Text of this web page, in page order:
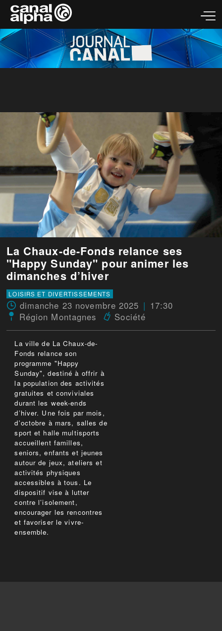
La Chaux-de-Fonds relance ses
"Happy Sunday" pour animer les
dimanches d’hiver
LOISIRS ET DIVERTISSEMENTS
dimanche 23 novembre 2025
17:30
Région Montagnes
Société
La ville de La Chaux-de-
Fonds relance son
programme "Happy
Sunday", destiné à offrir à
la population des activités
gratuites et conviviales
durant les week-ends
d’hiver. Une fois par mois,
d'octobre à mars, salles de
sport et halle multisports
accueillent familles,
seniors, enfants et jeunes
autour de jeux, ateliers et
activités physiques
accessibles à tous. Le
dispositif vise à lutter
contre l’isolement,
encourager les rencontres
et favoriser le vivre-
ensemble.